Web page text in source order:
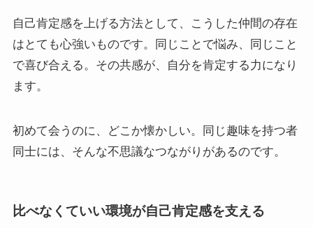
自己肯定感を上げる方法として、こうした仲間の存在
はとても心強いものです。同じことで悩み、同じこと
で喜び合える。その共感が、自分を肯定する力になり
ます。
初めて会うのに、どこか懐かしい。同じ趣味を持つ者
同士には、そんな不思議なつながりがあるのです。
比べなくていい環境が自己肯定感を支える